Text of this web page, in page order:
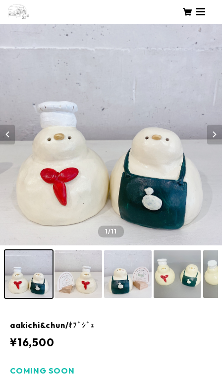
1/11
aakichi&chun/ｵﾌﾞｼﾞｪ
¥16,500
COMING SOON